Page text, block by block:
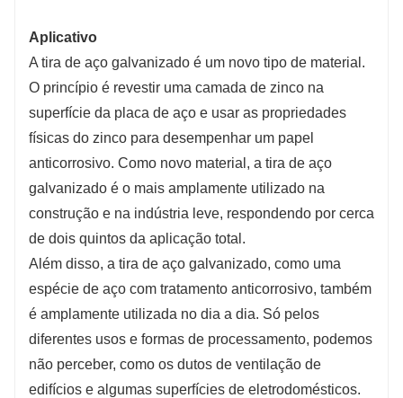
Aplicativo
A tira de aço galvanizado é um novo tipo de material.
O princípio é revestir uma camada de zinco na
superfície da placa de aço e usar as propriedades
físicas do zinco para desempenhar um papel
anticorrosivo. Como novo material, a tira de aço
galvanizado é o mais amplamente utilizado na
construção e na indústria leve, respondendo por cerca
de dois quintos da aplicação total.
Além disso, a tira de aço galvanizado, como uma
espécie de aço com tratamento anticorrosivo, também
é amplamente utilizada no dia a dia. Só pelos
diferentes usos e formas de processamento, podemos
não perceber, como os dutos de ventilação de
edifícios e algumas superfícies de eletrodomésticos.